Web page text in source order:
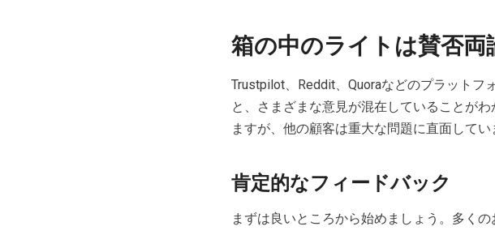
箱の中のライトは賛否両
Trustpilot、Reddit、Quoraなどのプラットフ
と、さまざまな意見が混在していることがわ
ますが、他の顧客は重大な問題に直面してい
肯定的なフィードバック
まずは良いところから始めましょう。多く